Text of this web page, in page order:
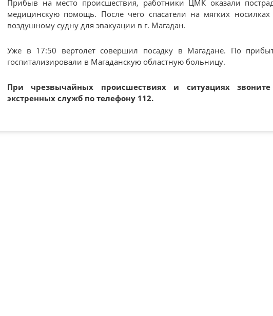
Прибыв на место происшествия, работники ЦМК оказали
медицинскую помощь. После чего спасатели на мягких
воздушному судну для эвакуации в г. Магадан.
Уже в 17:50 вертолет совершил посадку в Магадане. По
госпитализировали в Магаданскую областную больницу.
При чрезвычайных происшествиях и ситуациях
экстренных служб по телефону 112.